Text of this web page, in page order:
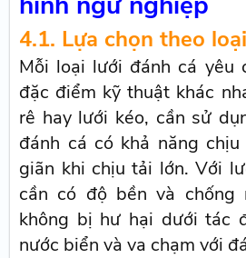
4.1. Lựa chọn theo
Mỗi loại lưới đánh cá yêu
đặc điểm kỹ thuật khác
rê hay lưới kéo, cần sử
đánh cá có khả năng
giãn khi chịu tải lớn. Với
cần có độ bền và chống
không bị hư hại dưới tác
nước biển và va chạm với